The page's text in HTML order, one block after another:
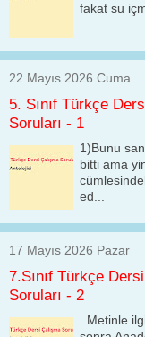
fakat su
22 Mayıs 2026 Cuma
5. Sınıf Türkçe
Soruları - 1
1)Bunu
bitti ama
ed...
17 Mayıs 2026 Pazar
7.Sınıf Türkçe
Soruları - 2
Metinle